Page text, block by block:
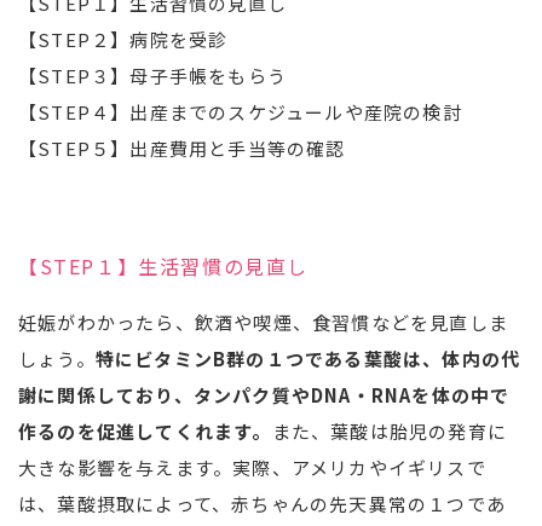
【STEP２】病院を受診
【STEP３】母子手帳をもらう
【STEP４】出産までのスケジュールや産院の検討
【STEP５】出産費用と手当等の確認
【STEP１】生活習慣の見直し
妊娠がわかったら、飲酒や喫煙、食習慣などを見直しま
しょう。 特にビタミンB群の１つである葉酸は、体内の代
謝に関係しており、タンパク質やDNA・RNAを体の中で
作るのを促進してくれます。
また、葉酸は胎児の発育に
大きな影響を与えます。実際、アメリカやイギリスで
は、葉酸摂取によって、赤ちゃんの先天異常の１つであ